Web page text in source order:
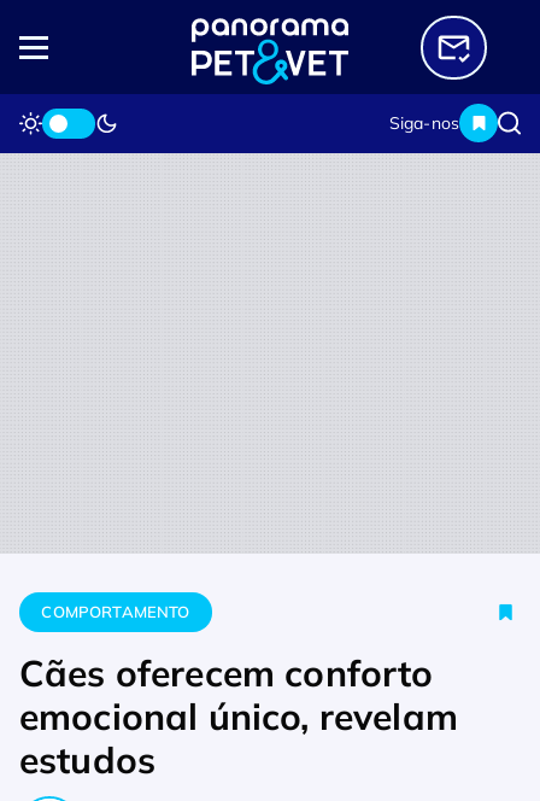
Siga-nos
Home Comportamento Cães oferecem conforto emocional
COMPORTAMENTO
Cães oferecem conforto
emocional único, revelam
estudos